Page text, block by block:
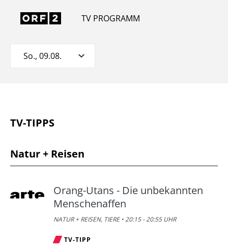
TV PROGRAMM
So., 09.08.
TV-TIPPS
Natur + Reisen
Orang-Utans - Die unbekannten
Menschenaffen
NATUR + REISEN, TIERE • 20:15 - 20:55 UHR
TV-TIPP